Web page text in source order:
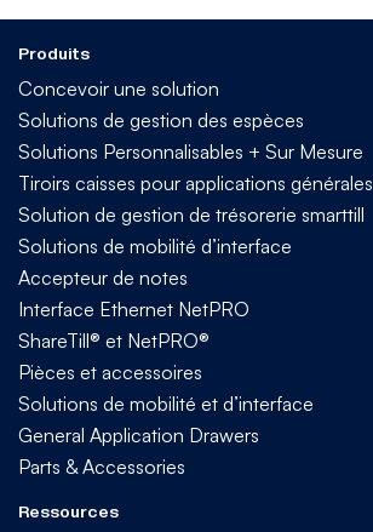
Produits
Concevoir une solution
Solutions de gestion des espèces
Solutions Personnalisables + Sur Mesure
Tiroirs caisses pour applications générales
Solution de gestion de trésorerie smarttill
Solutions de mobilité d’interface
Accepteur de notes
Interface Ethernet NetPRO
ShareTill® et NetPRO®
Pièces et accessoires
Solutions de mobilité et d’interface
General Application Drawers
Parts & Accessories
Ressources